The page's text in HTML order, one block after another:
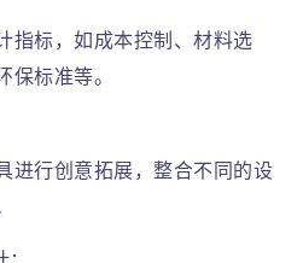
指标，如成本控制、材料选
保标准等。
进行创意拓展，整合不同的设